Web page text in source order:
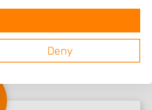
Deny